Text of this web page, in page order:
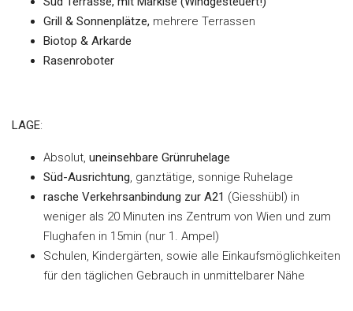
Grill & Sonnenplätze, mehrere Terrassen
Biotop & Arkarde
Rasenroboter
LAGE:
Absolut, uneinsehbare Grünruhelage
Süd-Ausrichtung, ganztätige, sonnige Ruhelage
rasche Verkehrsanbindung zur A21 (Giesshübl) in
weniger als 20 Minuten ins Zentrum von Wien und zum
Flughafen in 15min (nur 1. Ampel)
Schulen, Kindergärten, sowie alle Einkaufsmöglichkeiten
für den täglichen Gebrauch in unmittelbarer Nähe